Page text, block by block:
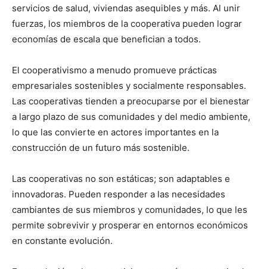
servicios de salud, viviendas asequibles y más. Al unir
fuerzas, los miembros de la cooperativa pueden lograr
economías de escala que benefician a todos.
El cooperativismo a menudo promueve prácticas
empresariales sostenibles y socialmente responsables.
Las cooperativas tienden a preocuparse por el bienestar
a largo plazo de sus comunidades y del medio ambiente,
lo que las convierte en actores importantes en la
construcción de un futuro más sostenible.
Las cooperativas no son estáticas; son adaptables e
innovadoras. Pueden responder a las necesidades
cambiantes de sus miembros y comunidades, lo que les
permite sobrevivir y prosperar en entornos económicos
en constante evolución.